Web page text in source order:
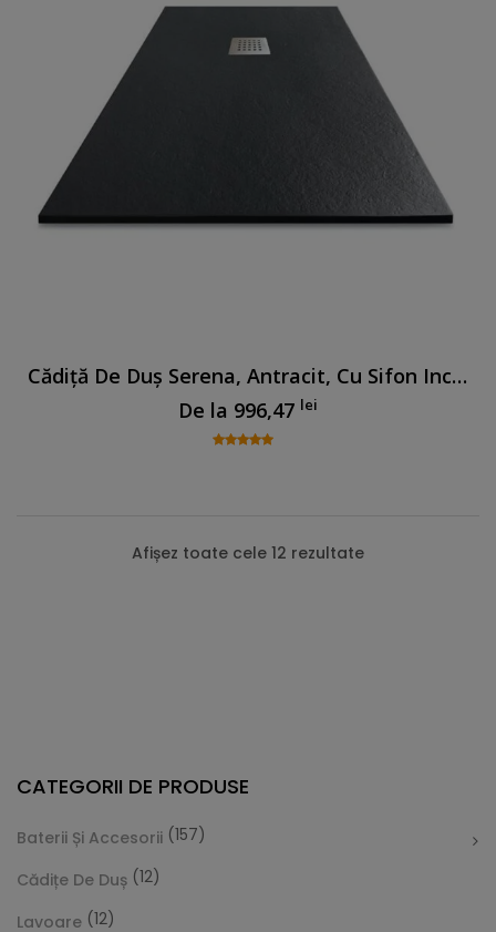
Cădiță De Duș Serena, Antracit, Cu Sifon Inclus
De la 996,47 lei
Afișez toate cele 12 rezultate
CATEGORII DE PRODUSE
Baterii Și Accesorii (157)
Cădițe De Duș (12)
Lavoare (12)